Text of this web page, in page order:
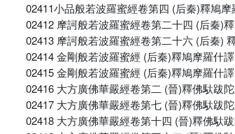
02411小品般若波羅蜜經卷第四 (后秦)釋鳩
02412 摩訶般若波羅蜜經卷第二十四 (后秦)
02413 摩訶般若波羅蜜經卷第二十六 (后秦)
02414 金剛般若波羅蜜經 (后秦)釋鳩摩羅什
02415 金剛般若波羅蜜經 (后秦)釋鳩摩羅什
02416 大方廣佛華嚴經卷第二 (晉)釋佛馱跋
02417 大方廣佛華嚴經卷第七 (晉)釋佛馱跋
02418 大方廣佛華嚴經卷第十四 (晉)釋佛馱